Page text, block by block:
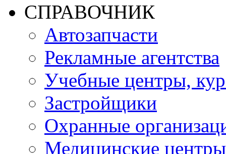
СПРАВОЧНИК
Автозапчасти
Рекламные агентства
Учебные центры,
Застройщики
Охранные
Медицинские центры